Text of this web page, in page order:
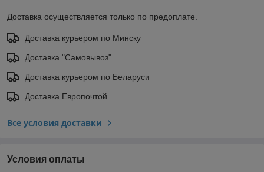
Доставка осуществляется только по предоплате.
Доставка курьером по Минску
Доставка "Самовывоз"
Доставка курьером по Беларуси
Доставка Европочтой
Все условия доставки
Условия оплаты